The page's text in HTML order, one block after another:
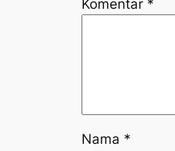
Komentar *
Nama *